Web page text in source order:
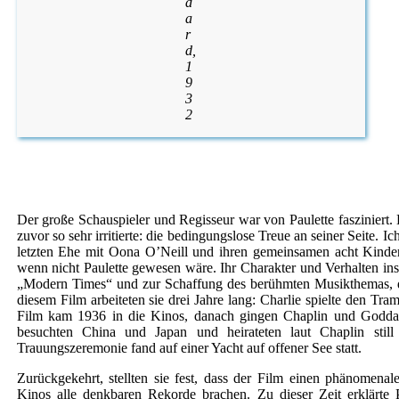
a
r
d,
1
9
3
2
Der große Schauspieler und Regisseur war von Paulette
zuvor so sehr irritierte: die bedingungslose Treue an seiner Seite.
letzten Ehe mit Oona O’Neill und ihren gemeinsamen acht
wenn nicht Paulette gewesen wäre. Ihr Charakter und Verhalten
„Modern Times“ und zur Schaffung des berühmten
diesem Film arbeiteten sie drei Jahre lang: Charlie spielte den
Film kam 1936 in die Kinos, danach gingen Chaplin und
besuchten China und Japan und heirateten laut Chaplin
Trauungszeremonie fand auf einer Yacht auf offener See statt.
Zurückgekehrt, stellten sie fest, dass der Film einen
Kinos alle denkbaren Rekorde brachen. Zu dieser Zeit erklärte